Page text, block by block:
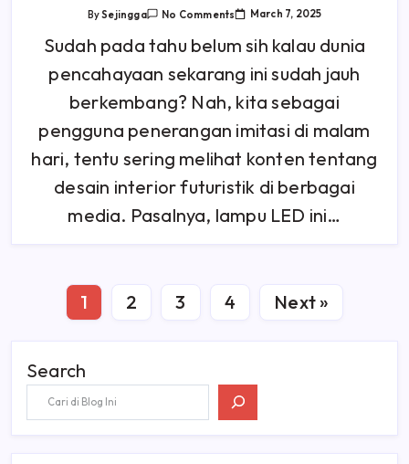
BySejingga No CommentsOn
Lampu
Yang
Bisa
Membuat
Pencahayaan
Kita
Kece!
March 7, 2025
Sudah pada tahu belum sih kalau dunia
pencahayaan sekarang ini sudah jauh
berkembang? Nah, kita sebagai
pengguna penerangan imitasi di malam
hari, tentu sering melihat konten tentang
desain interior futuristik di berbagai
media. Pasalnya, lampu LED ini…
1 2 3 4 Next »
Search